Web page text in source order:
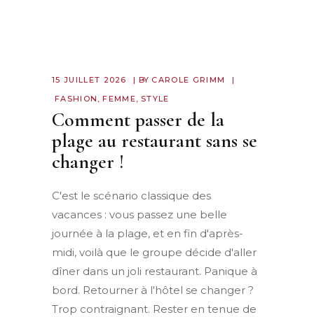
15 JUILLET 2026 BY CAROLE GRIMM
FASHION ,FEMME, STYLE
Comment passer de la
plage au restaurant sans se
changer !
C'est le scénario classique des
vacances : vous passez une belle
journée à la plage, et en fin d'après-
midi, voilà que le groupe décide d'aller
dîner dans un joli restaurant. Panique à
bord. Retourner à l'hôtel se changer ?
Trop contraignant. Rester en tenue de